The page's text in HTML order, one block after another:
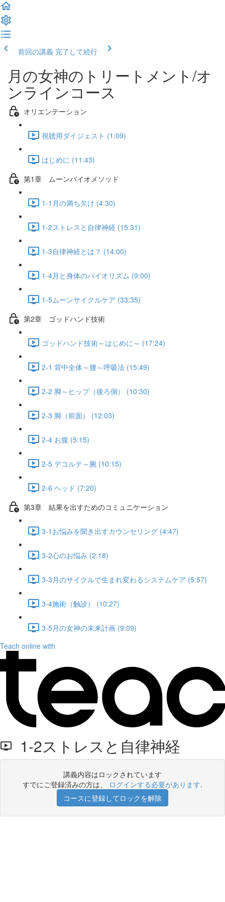
前回の講義 完了して続行
月の女神のトリートメント/オ
ンラインコース
オリエンテーション
視聴用ダイジェスト (1:09)
はじめに (11:43)
第1章 ムーンバイオメソッド
1-1月の満ち欠け (4:30)
1-2ストレスと自律神経 (15:31)
1-3自律神経とは？ (14:00)
1-4月と身体のバイオリズム (9:00)
1-5ムーンサイクルケア (33:35)
第2章 ゴッドハンド技術
ゴッドハンド技術～はじめに～ (17:24)
2-1 背中全体～腰～呼吸法 (15:49)
2-2 脚～ヒップ（後ろ側） (10:30)
2-3 脚（前面） (12:03)
2-4 お腹 (5:15)
2-5 デコルテ～腕 (10:15)
2-6 ヘッド (7:20)
第3章 結果を出すためのコミュニケーション
3-1お悩みを聞き出すカウンセリング (4:47)
3-2心のお悩み (2:18)
3-3月のサイクルで生まれ変わるシステムケア (5:57)
3-4施術（触診） (10:27)
3-5月の女神の未来計画 (9:09)
Teach online with
1-2ストレスと自律神経
講義内容はロックされています
すでにご登録済みの方は、 ログインする必要があります.
コースに登録してロックを解除